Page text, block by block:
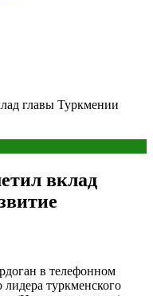
главы Туркмении
вклад
в телефонном
лидера туркменского